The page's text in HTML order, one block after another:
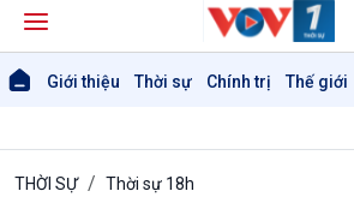
Giới thiệu Thời sự Chính trị Thế giới
THỜI SỰ Thời sự 18h